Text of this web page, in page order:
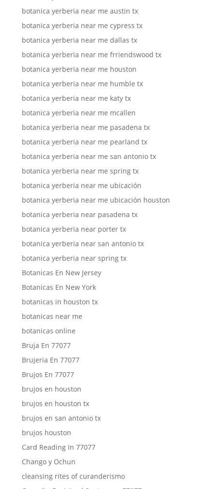
botanica yerberia near me austin tx
botanica yerberia near me cypress tx
botanica yerberia near me dallas tx
botanica yerberia near me frriendswood tx
botanica yerberia near me houston
botanica yerberia near me humble tx
botanica yerberia near me katy tx
botanica yerberia near me mcallen
botanica yerberia near me pasadena tx
botanica yerberia near me pearland tx
botanica yerberia near me san antonio tx
botanica yerberia near me spring tx
botanica yerberia near me ubicación
botanica yerberia near me ubicación houston
botanica yerberia near pasadena tx
botanica yerberia near porter tx
botanica yerberia near san antonio tx
botanica yerberia near spring tx
Botanicas En New Jersey
Botanicas En New York
botanicas in houston tx
botanicas near me
botanicas online
Bruja En 77077
Brujeria En 77077
Brujos En 77077
brujos en houston
brujos en houston tx
brujos en san antonio tx
brujos houston
Card Reading In 77077
Chango y Ochun
cleansing rites of curanderismo